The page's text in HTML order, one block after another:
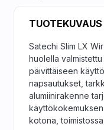
TUOTEKUVAUS
Satechi Slim LX
huolella
päivittäiseen
napsautukset,
alumiinirakenne
kotona,